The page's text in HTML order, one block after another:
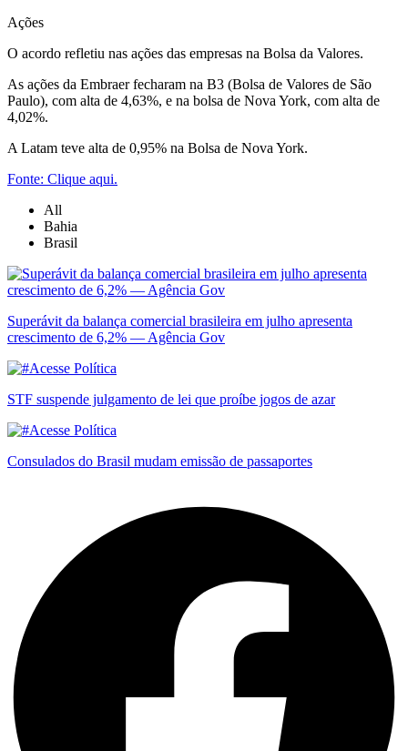
Ações
O acordo refletiu nas ações das empresas na Bolsa da Valores.
As ações da Embraer fecharam na B3 (Bolsa de Valores de São
Paulo), com alta de 4,63%, e na bolsa de Nova York, com alta de
4,02%.
A Latam teve alta de 0,95% na Bolsa de Nova York.
Fonte: Clique aqui.
All
Bahia
Brasil
Superávit da balança comercial brasileira em julho apresenta
crescimento de 6,2% — Agência Gov
STF suspende julgamento de lei que proíbe jogos de azar
Consulados do Brasil mudam emissão de passaportes